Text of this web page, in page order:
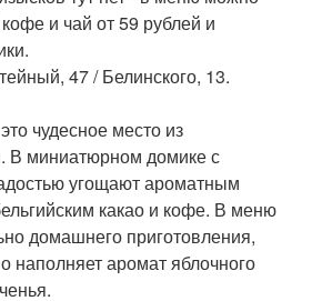
и чай от 59 рублей и
47 / Белинского, 13.
чудесное место из
В миниатюрном домике с
угощают ароматным
какао и кофе. В меню
домашнего приготовления,
наполняет аромат яблочного